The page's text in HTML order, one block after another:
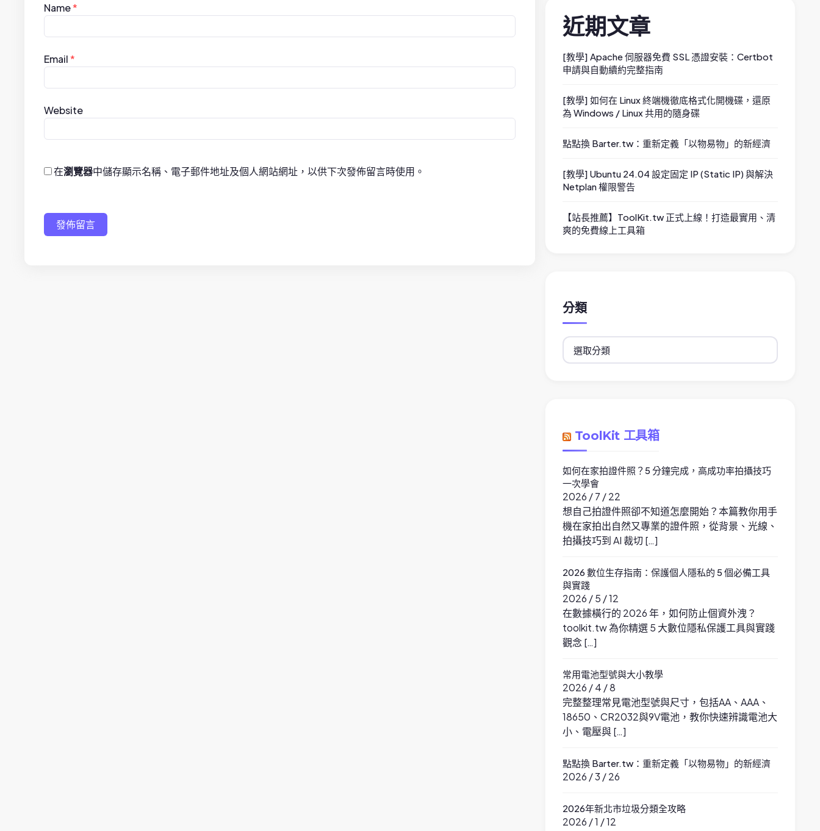
Name*
Email*
Website
在瀏覽器中儲存顯示名稱、電子郵件地址及個人網站網址，以供下次發佈留言時使用。
發佈留言
近期文章
[教學] Apache 伺服器免費 SSL 憑證安裝：Certbot
申請與自動續約完整指南
[教學] 如何在 Linux 終端機徹底格式化開機碟，還原
為 Windows / Linux 共用的隨身碟
點點換 Barter.tw：重新定義「以物易物」的新經濟
[教學] Ubuntu 24.04 設定固定 IP (Static IP) 與解決
Netplan 權限警告
【站長推薦】ToolKit.tw 正式上線！打造最實用、清
爽的免費線上工具箱
分類
分
類
ToolKit 工具箱
如何在家拍證件照？5 分鐘完成，高成功率拍攝技巧
一次學會
2026 / 7 / 22
想自己拍證件照卻不知道怎麼開始？本篇教你用手
機在家拍出自然又專業的證件照，從背景、光線、
拍攝技巧到 AI 裁切 […]
2026 數位生存指南：保護個人隱私的 5 個必備工具
與實踐
2026 / 5 / 12
在數據橫行的 2026 年，如何防止個資外洩？
toolkit.tw 為你精選 5 大數位隱私保護工具與實踐
觀念 […]
常用電池型號與大小教學
2026 / 4 / 8
完整整理常見電池型號與尺寸，包括AA、AAA、
18650、CR2032與9V電池，教你快速辨識電池大
小、電壓與 […]
點點換 Barter.tw：重新定義「以物易物」的新經濟
2026 / 3 / 26
2026年新北市垃圾分類全攻略
2026 / 1 / 12